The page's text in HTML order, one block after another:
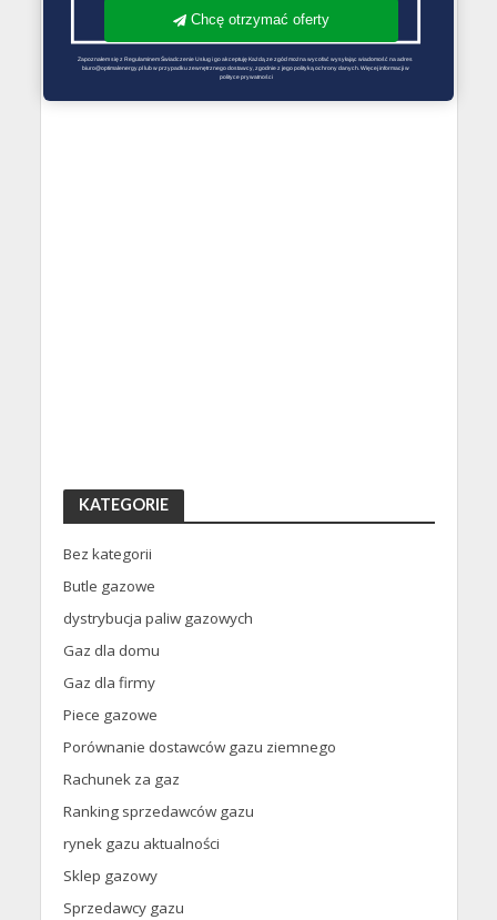
KATEGORIE
Bez kategorii
Butle gazowe
dystrybucja paliw gazowych
Gaz dla domu
Gaz dla firmy
Piece gazowe
Porównanie dostawców gazu ziemnego
Rachunek za gaz
Ranking sprzedawców gazu
rynek gazu aktualności
Sklep gazowy
Sprzedawcy gazu
Chcę otrzymać oferty
Zapoznałem się z Regulaminem Świadczenie Usług i go akceptuję Każdą ze zgód można wycofać wysyłając wiadomość na adres
biuro@optimalenergy.pl lub w przypadku zewnętrznego dostawcy, zgodnie z jego polityką ochrony danych. Więcej informacji w
polityce prywatności